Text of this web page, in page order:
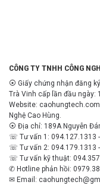
CÔNG TY TNHH CÔNG
⦿ Giấy chứng nhận đăng
Trà Vinh cấp lần đầu ngày:
Website:
Nghệ Cao Hùng.
⦿ Địa chỉ: 189A Nguyễn
☏ Tư vấn 1: 094.127.1313
☏ Tư vấn 2: 094.179.1313
☏ Tư vấn kỹ thuật:
✆ Hotline phản hồi:
✉ Email: